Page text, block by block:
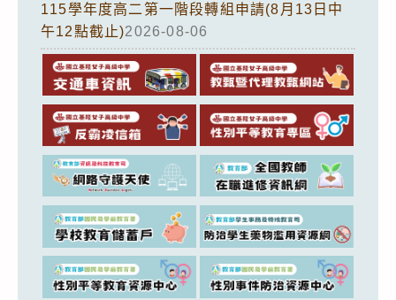
115學年度高二第一階段轉組申請(8月13日中
午12點截止)2026-08-06